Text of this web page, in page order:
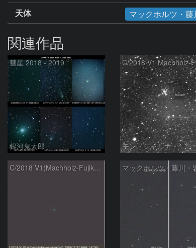
天体
マックホルツ・
関連作品
彗星 2018 - 2019
銀河鬼太郎 モンドシャルナ
C/2018 V1(Machholz-Fujikawa-Iwamoto)